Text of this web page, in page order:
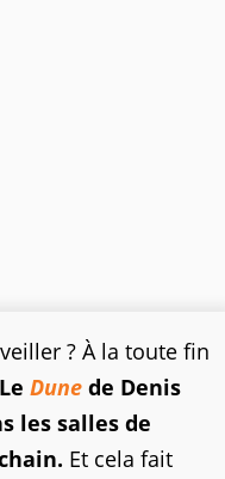
? À la toute fin
Le Dune de Denis
les salles de
Et cela fait